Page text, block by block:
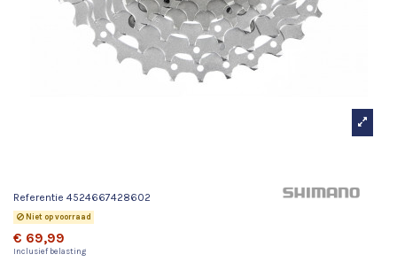
Referentie 4524667428602
Niet op voorraad
€ 69,99
Inclusief belasting